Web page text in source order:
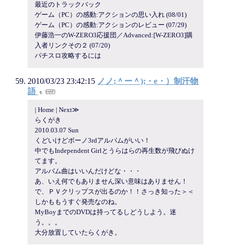
最近のトラックバック
ゲーム（PC）の感動:アクションの思い入れ (08/01)
ゲーム（PC）の感動:アクションのレビュー (07/29)
伊藤浩一のW-ZERO3応援団／Advanced:[W-ZERO3]購
入者リンクその２ (07/20)
パチスロ攻略するには
2010/03/23 23:42:15 ノノ;＾ー＾);・e・）制汗物
語
| Home | Next≫
らくがき
2010.03.07 Sun
くどいけどボーノ3rdアルバムがいい！
中でもIndependent Girlとうらはらの再生数が飛びぬけ
てます。
アルバム曲はいいんだけどな・・・
あ、いえ何でもありません深い意味はありません！
で、ＰＶクリップスが出るのか！！さっき知った＞＜
しかももうすぐ発売なのね。
MyBoyまでのDVDは持ってるしどうしよう。迷
う。。。
大分放置していたらくがき。